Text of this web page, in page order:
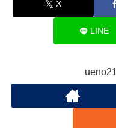
X
LINE